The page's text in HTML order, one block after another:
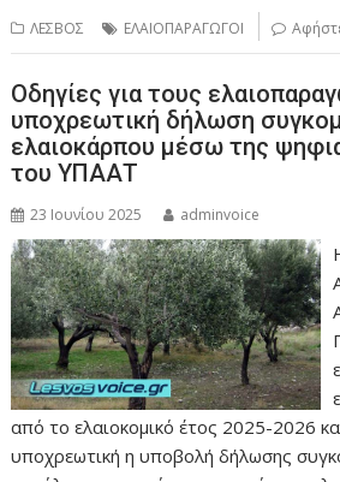
ΛΕΣΒΟΣ ΕΛΑΙΟΠΑΡΑΓΩΓΟΙ
Οδηγίες για τους
υποχρεωτική δήλωση
ελαιοκάρπου μέσω της
του ΥΠΑΑΤ
23 Ιουνίου 2025 adminvoice
από το ελαιοκομικό έτος 2025-2026
υποχρεωτική η υποβολή δήλωσης